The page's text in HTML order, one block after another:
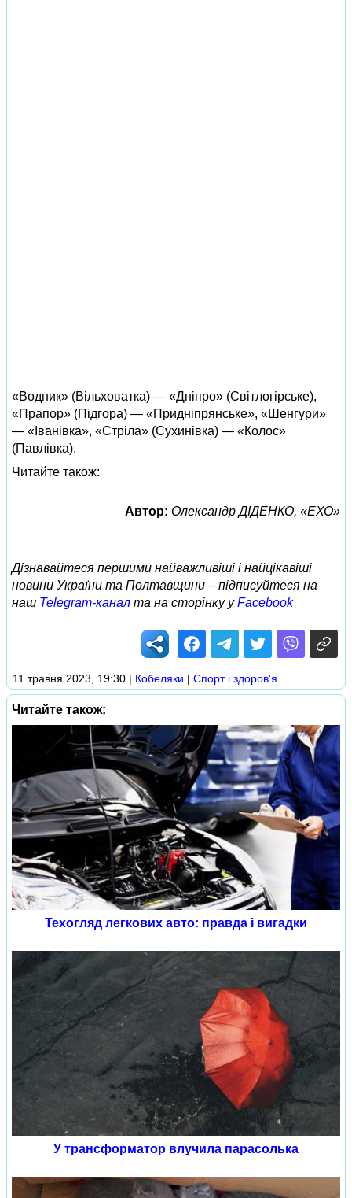
«Водник» (Вільховатка) — «Дніпро» (Світлогірське),
«Прапор» (Підгора) — «Придніпрянське», «Шенгури»
— «Іванівка», «Стріла» (Сухинівка) — «Колос»
(Павлівка).
Читайте також:
Автор: Олександр ДІДЕНКО, «ЕХО»
Дізнавайтеся першими найважливіші і найцікавіші
новини України та Полтавщини – підписуйтеся на
наш Telegram-канал та на сторінку уFacebook
11 травня 2023, 19:30 | Кобеляки | Спорт і здоров'я
Читайте також:
Техогляд легкових авто: правда і вигадки
У трансформатор влучила парасолька